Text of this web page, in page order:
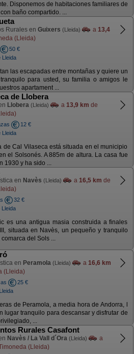
Disponemos de habitaciones familiares de
baño compartido. ...
Rurales en Guixers (Lleida) a 13,4
(Lleida)
50 €
Lleida
las escapadas entre montañas y quiere un
para usted, su familia o amigos le
apartament ...
de Llobera
Llobera (Lleida) a 13,9 km de
12 €
Lleida
de Cal Vilaseca está situada en el municipio
el Solsonés. A 885m de altura. La casa fue
1930 y ha sido ...
en Navès (Lleida) a 16,5 km de
32 €
Lleida
es una antigua masia construida a finales
situada en Navès, un pequeño y tranquilo
del Sols ...
en Peramola (Lleida) a 16,6 km
(Lleida)
25 €
de Peramola, a media hora de Andorra, l
lugar tranquilo para descansar y disfrutar de
...
Rurales Casafont
Navès / La Vall d´Ora (Lleida)
a
(Lleida)